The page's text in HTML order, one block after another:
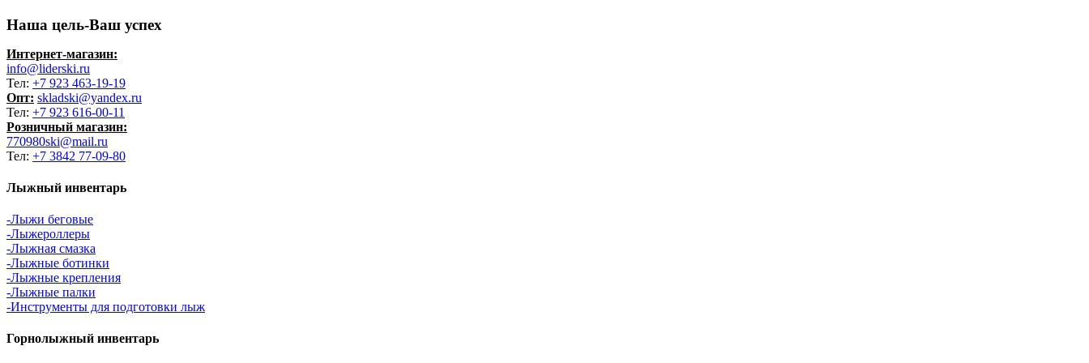
2500 ₽
Наша цель-Ваш успех
Интернет-магазин:
info@liderski.ru
Тел: +7 923 463-19-19
Опт: skladski@yandex.ru
Тел: +7 923 616-00-11
Розничный магазин:
770980ski@mail.ru
Тел: +7 3842 77-09-80
Лыжный инвентарь
-Лыжи беговые
-Лыжероллеры
-Лыжная смазка
-Лыжные ботинки
-Лыжные крепления
-Лыжные палки
-Инструменты для подготовки лыж
Горнолыжный инвентарь